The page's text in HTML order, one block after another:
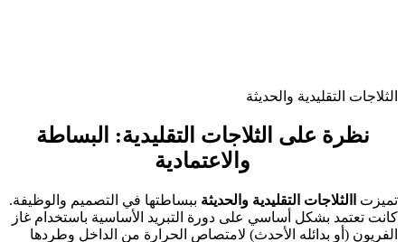
الثلاجات التقليدية والحديثة
نظرة على الثلاجات التقليدية: البساطة
والاعتمادية
تميزت االثلاجات التقليدية والحديثة ببساطتها في التصميم والوظيفة.
كانت تعتمد بشكل أساسي على دورة التبريد الأساسية باستخدام غاز
الفريون (أو بدائله الأحدث) لامتصاص الحرارة من الداخل وطردها